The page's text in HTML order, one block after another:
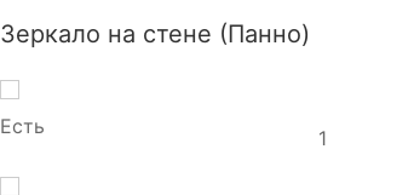
Зеркало на стене (Панно)
Есть 1